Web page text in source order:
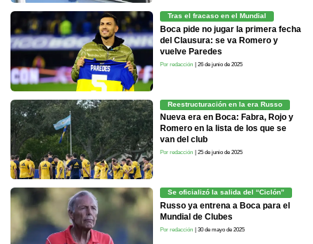
Tras el fracaso en el Mundial
Boca pide no jugar la primera fecha
del Clausura: se va Romero y
vuelve Paredes
Por redacción | 26 de junio de 2025
Reestructuración en la era Russo
Nueva era en Boca: Fabra, Rojo y
Romero en la lista de los que se
van del club
Por redacción | 25 de junio de 2025
Se oficializó la salida del “Ciclón”
Russo ya entrena a Boca para el
Mundial de Clubes
Por redacción | 30 de mayo de 2025